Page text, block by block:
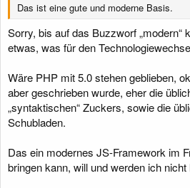
Das ist eine gute und moderne Basis.
Sorry, bis auf das Buzzworf „modern“
etwas, was für den
Wäre PHP mit 5.0 stehen geblieben,
aber geschrieben wurde, eher die
„syntaktischen“ Zuckers, sowie die
Schubladen.
Das ein modernes JS-Framework im
bringen kann, will und werden ich nicht